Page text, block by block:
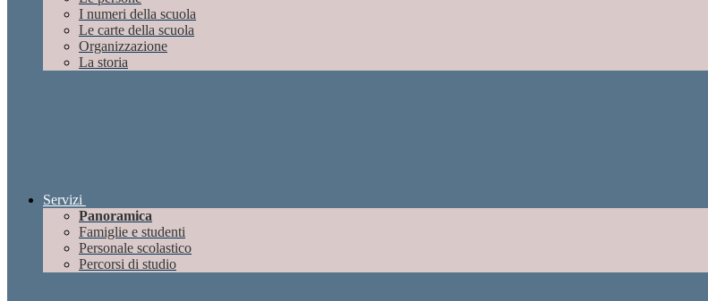
I numeri della scuola
Le carte della scuola
Organizzazione
La storia
Servizi
Panoramica
Famiglie e studenti
Personale scolastico
Percorsi di studio